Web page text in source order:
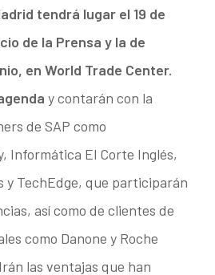
tendrá lugar el 19 de
de la Prensa y la de
en World Trade Center.
y contarán con la
de SAP como
Informática El Corte Inglés,
y TechEdge, que participarán
así como de clientes de
como Danone y Roche
las ventajas que han